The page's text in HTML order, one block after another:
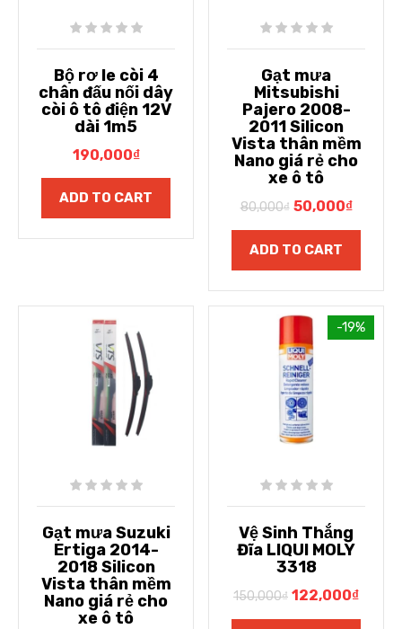
Bộ rơ le còi 4
chân đấu nối dây
còi ô tô điện 12V
dài 1m5
190,000₫
ADD TO CART
Gạt mưa
Mitsubishi
Pajero 2008-
2011 Silicon
Vista thân mềm
Nano giá rẻ cho
xe ô tô
80,000₫ 50,000₫
ADD TO CART
Gạt mưa Suzuki
Ertiga 2014-
2018 Silicon
Vista thân mềm
Nano giá rẻ cho
xe ô tô
-19%
Vệ Sinh Thắng
Đĩa LIQUI MOLY
3318
150,000₫ 122,000₫